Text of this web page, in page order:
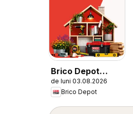
Brico Depot
Catalog
de luni 03.08.2026
Brico Depot